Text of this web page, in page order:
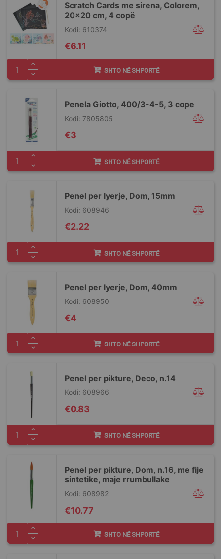
Scratch Cards me sirena, Colorem,
20x20 cm, 4 copë
Kodi: 610374
€6.11
SHTO NË SHPORTË
Penela Giotto, 400/3-4-5, 3 cope
Kodi: 7805805
€3
SHTO NË SHPORTË
Penel per lyerje, Dom, 15mm
Kodi: 608946
€2.22
SHTO NË SHPORTË
Penel per lyerje, Dom, 40mm
Kodi: 608950
€4
SHTO NË SHPORTË
Penel per pikture, Deco, n.14
Kodi: 608966
€0.83
SHTO NË SHPORTË
Penel per pikture, Dom, n.16, me fije
sintetike, maje rrumbullake
Kodi: 608982
€10.77
SHTO NË SHPORTË